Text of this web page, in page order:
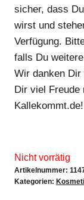
sicher, dass
wirst und
Verfügung.
falls Du
Wir danken Dir
Dir viel Freude
Kallekommt.de!
Nicht vorrätig
Artikelnummer:
Kategorien: